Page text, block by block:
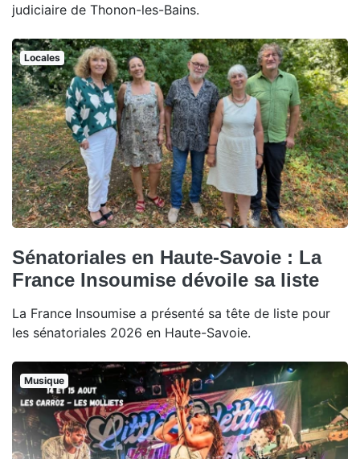
judiciaire de Thonon-les-Bains.
Locales
Sénatoriales en Haute-Savoie : La
France Insoumise dévoile sa liste
La France Insoumise a présenté sa tête de liste pour
les sénatoriales 2026 en Haute-Savoie.
Musique